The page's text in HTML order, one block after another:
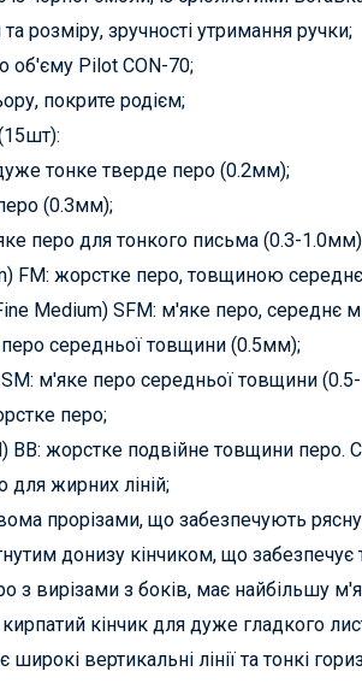
розміру, зручності утримання ручки;
об'єму Pilot CON-70;
покрите родієм;
тонке тверде перо (0.2мм);
(0.3мм);
перо для тонкого письма (0.3-
FM: жорстке перо, товщиною
Medium) SFM: м'яке перо, середнє
середньої товщини (0.5мм);
м'яке перо середньої товщини
перо;
BB: жорстке подвійне товщини
жирних ліній;
прорізами, що забезпечують
донизу кінчиком, що забезпечує
з вирізами з боків, має найбільшу
кінчик для дуже гладкого
вертикальні лінії та тонкі